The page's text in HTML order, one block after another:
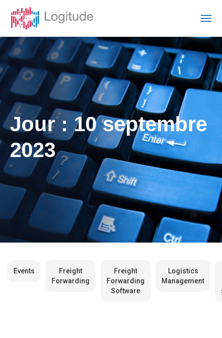
Jour : 10 septembre
2023
Events
Freight
Forwarding
Freight
Forwarding
Software
Logistics
Management